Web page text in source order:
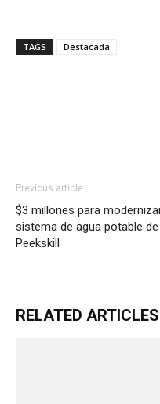
TAGS Destacada
Previous article
$3 millones para
sistema de agua potable de
Peekskill
RELATED ARTICLES